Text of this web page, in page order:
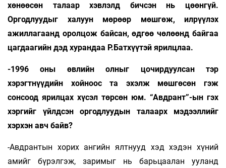
хөнөөсөн талаар хэвлэлд бичсэн нь цөөнгүй.
Оргодлуудыг халуун мөрөөр мөшгөж, илрүүлэх
ажиллагаанд оролцож байсан, өдгөө чөлөөнд байгаа
цагдаагийн дэд хурандаа Р.Батхүүтэй ярилцлаа.
-1996 оны өвлийн олныг цочирдуулсан тэр
хэрэгтнүүдийн хойноос та эхэлж мөшгөсөн гэж
сонсоод ярилцах хүсэл төрсөн юм. “Авдрант”-ын гэх
хэргийг үйлдсэн оргодлуудын талаарх мэдээллийг
хэрхэн авч байв?
-Авдрантын хорих ангийн ялтнууд хэд хэдэн хүний
амийг бүрэлгэж, заримыг нь барьцаалан ууланд